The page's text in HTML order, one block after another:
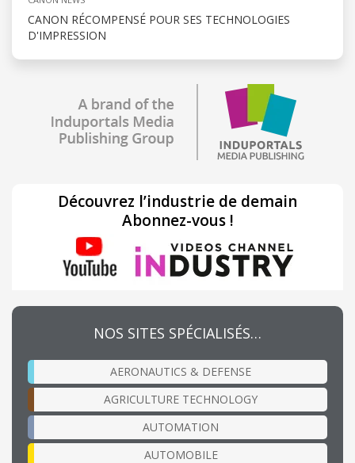
CANON RÉCOMPENSÉ POUR SES TECHNOLOGIES
D'IMPRESSION
Découvrez l’industrie de demain
Abonnez-vous !
NOS SITES SPÉCIALISÉS…
AERONAUTICS & DEFENSE
AGRICULTURE TECHNOLOGY
AUTOMATION
AUTOMOBILE